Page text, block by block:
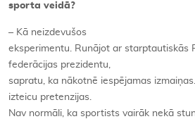
sporta veidā?
– Kā neizdevušos
eksperimentu. Runājot ar starptautiskās
federācijas prezidentu,
sapratu, ka nākotnē iespējamas
izteicu pretenzijas.
Nav normāli, ka sportists vairāk nekā